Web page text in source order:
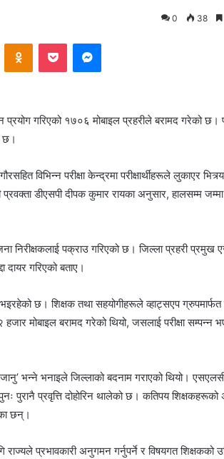
0 38
गरिएको १७०६ मोबाइल प्रहरीले बरामद गरेको छ।
छ।
विभिन्न परीक्षा केन्द्रमा परीक्षार्थीहरूले लुकाएर
डीएसपी दीपक कुमार रायका अनुसार, हालसम्म
निरीक्षकलाई पक्राउ गरिएको छ। जिल्ला प्रहरी प्रमुख
दायर गरिएको बताए।
छ। शिक्षक तथा सहयोगीहरूले व्हाट्सएप ग्रुपमार्फत
मोबाइल बरामद गरेको थियो, जसलाई परीक्षा सम्पन्न
जानु’ भन्ने भनाइले जिल्लाको बदनाम गराएको थियो।
पुरानै प्रवृत्ति दोहोरिन थालेको छ। कतिपय
छन्।
राज्यले प्रभावकारी अनुगमन गर्नुपर्ने र विषयगत शिक्षकको